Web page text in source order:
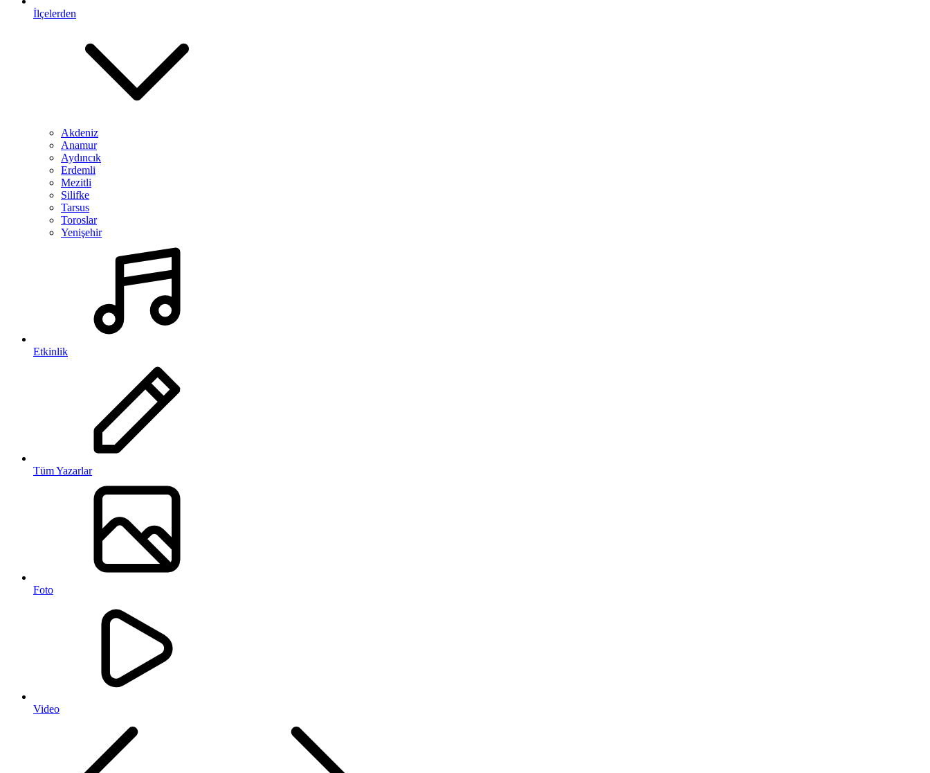
İlçelerden
Akdeniz
Anamur
Aydıncık
Erdemli
Mezitli
Silifke
Tarsus
Toroslar
Yenişehir
Etkinlik
Tüm Yazarlar
Foto
Video